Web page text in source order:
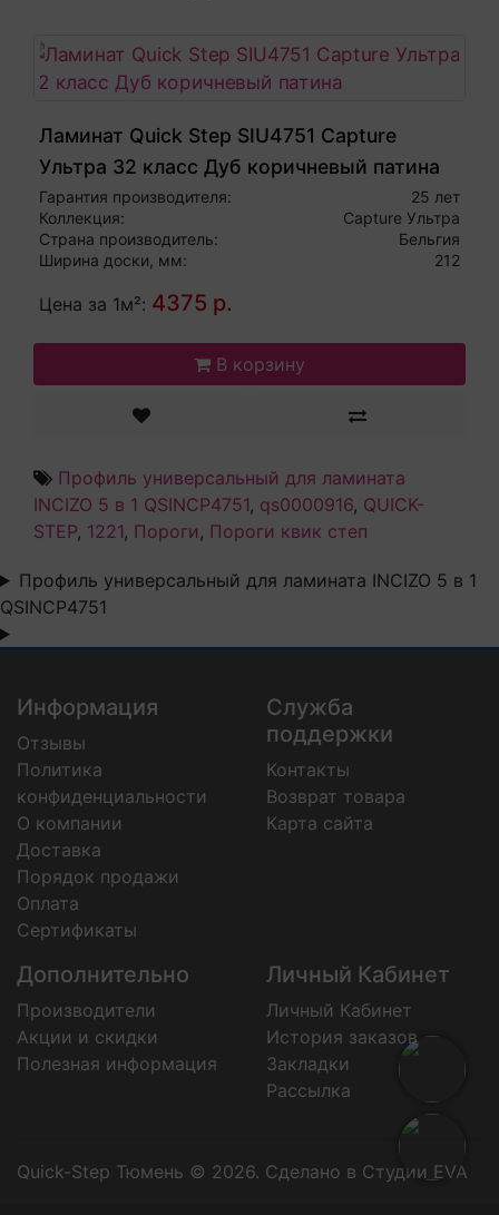
Ламинат Quick Step SIU4751 Capture
Ультра 32 класс Дуб коричневый патина
Гарантия производителя:
25 лет
Коллекция:
Capture Ультра
Страна производитель:
Бельгия
Ширина доски, мм:
212
Цена за 1м²: 4375 р.
В корзину
Профиль универсальный для ламината
INCIZO 5 в 1 QSINCP4751, qs0000916, QUICK-
STEP, 1221, Пороги, Пороги квик степ
Профиль универсальный для ламината INCIZO 5 в 1
QSINCP4751
Информация
Отзывы
Политика
конфиденциальности
О компании
Доставка
Порядок продажи
Оплата
Сертификаты
Служба
поддержки
Контакты
Возврат товара
Карта сайта
Дополнительно
Производители
Акции и скидки
Полезная информация
Личный Кабинет
Личный Кабинет
История заказов
Закладки
Рассылка
Quick-Step Тюмень © 2026. Сделано в Студии EVA